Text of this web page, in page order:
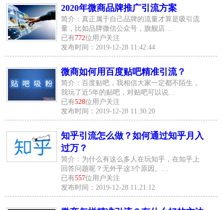
2020年微商品牌推广引流方案
简介：真正属于自己品牌的流量才算是吸引流
量，比如品牌微信公众号，旗舰店…
已有772位用户关注
发布时间：2019-12-28 11:42:44
微商如何用百度贴吧精准引流？
简介：百度贴吧，我相信大家一定都不陌生，
我玩了近5年的贴吧，对贴吧可以说…
已有528位用户关注
发布时间：2019-12-28 11:30:20
知乎引流怎么做？如何通过知乎月入
过万？
简介：为什么有这么多人在玩知乎，在知乎上
回答问题呢？无外乎这3个原因。…
已有557位用户关注
发布时间：2019-12-28 11:21:12